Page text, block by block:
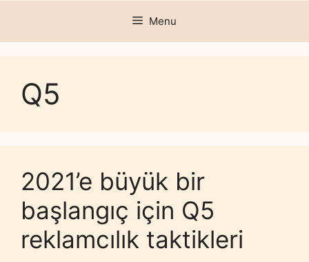
Menu
Q5
2021’e büyük bir
başlangıç ​için Q5
reklamcılık taktikleri